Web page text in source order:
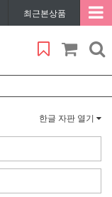
최근본상품
한글 자판 열기